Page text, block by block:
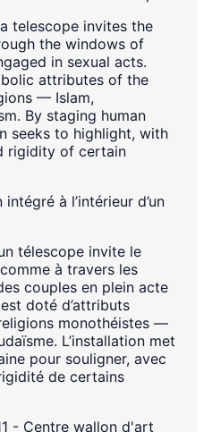
telescope invites the
the windows of
in sexual acts.
attributes of the
— Islam,
By staging human
seeks to highlight, with
rigidity of certain
à l’intérieur d’un
télescope invite le
à travers les
couples en plein acte
doté d’attributs
monothéistes —
L’installation met
pour souligner, avec
de certains
- Centre wallon d'art